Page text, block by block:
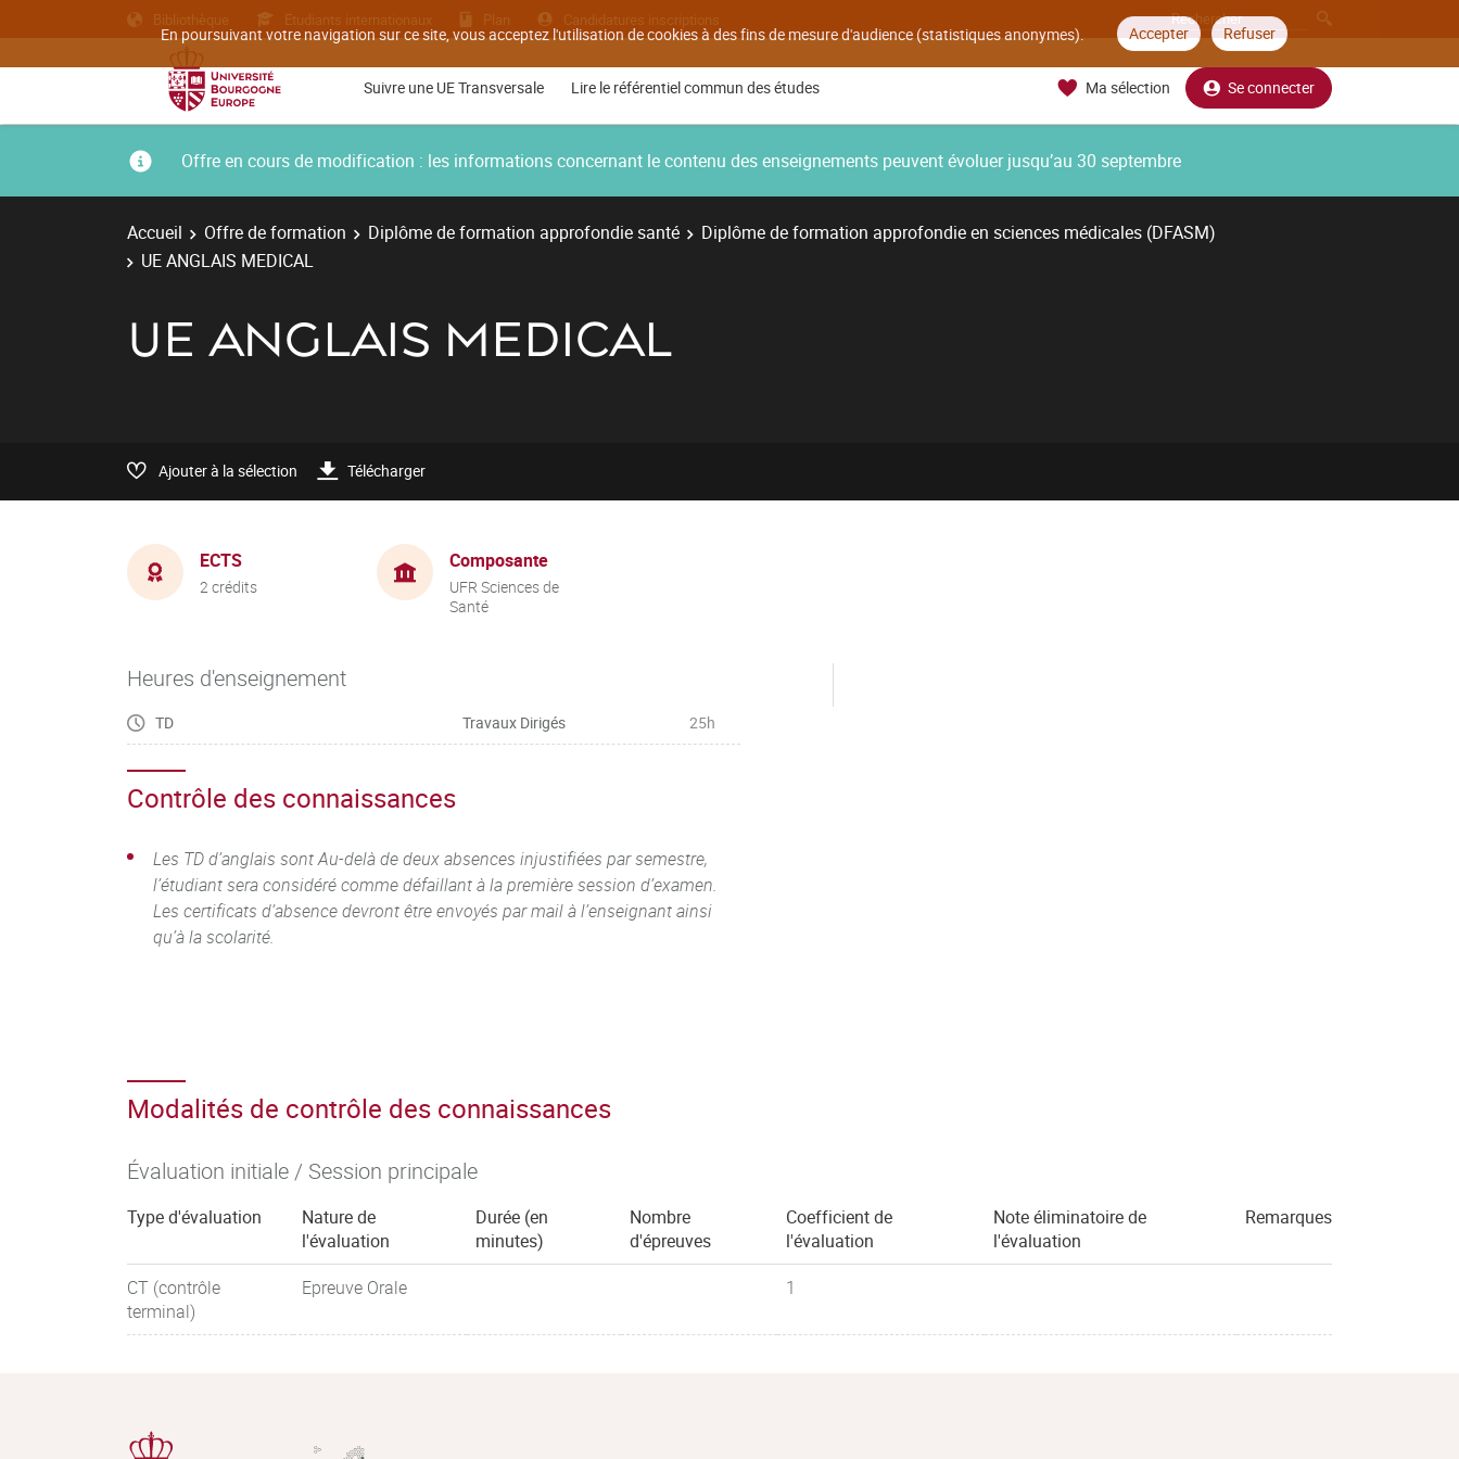
En poursuivant votre navigation sur ce site, vous acceptez l'utilisation de cookies à des fins de mesure d'audience (statistiques anonymes). Accepter Refuser
Bibliothèque Etudiants internationaux Plan Candidatures inscriptions
Suivre une UE Transversale Lire le référentiel commun des études Ma sélection Se connecter
Offre en cours de modification : les informations concernant le contenu des enseignements peuvent évoluer jusqu’au 30 septembre
Accueil Offre de formation Diplôme de formation approfondie santé
Diplôme de formation approfondie en sciences médicales (DFASM)
UE ANGLAIS MEDICAL
UE ANGLAIS MEDICAL
Ajouter à la sélection Télécharger
ECTS
2 crédits
Composante
UFR Sciences de
Santé
Heures d'enseignement
TD Travaux Dirigés 25h
Contrôle des connaissances
Les TD d’anglais sont Au-delà de deux absences injustifiées par semestre,
l’étudiant sera considéré comme défaillant à la première session d’examen.
Les certificats d’absence devront être envoyés par mail à l’enseignant ainsi
qu’à la scolarité.
Modalités de contrôle des connaissances
Évaluation initiale / Session principale
Type d'évaluation
Nature de
l'évaluation
Durée (en
minutes)
Nombre
d'épreuves
Coefficient de
l'évaluation
Note éliminatoire de
l'évaluation
Remarques
CT (contrôle
terminal)
Epreuve Orale 1